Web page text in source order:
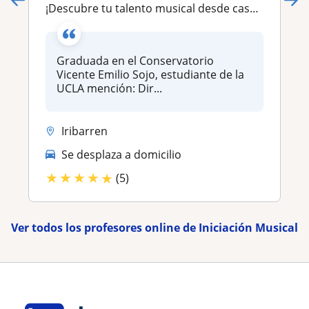
¡Descubre tu talento musical desde casa! Aprende a leer y ejecutar la música con nuestras clases online
Graduada en el Conservatorio
Vicente Emilio Sojo, estudiante de la
UCLA mención: Dir...
Iribarren
Se desplaza a domicilio
★★★★★ (5)
Ver todos los profesores online de Iniciación Musical